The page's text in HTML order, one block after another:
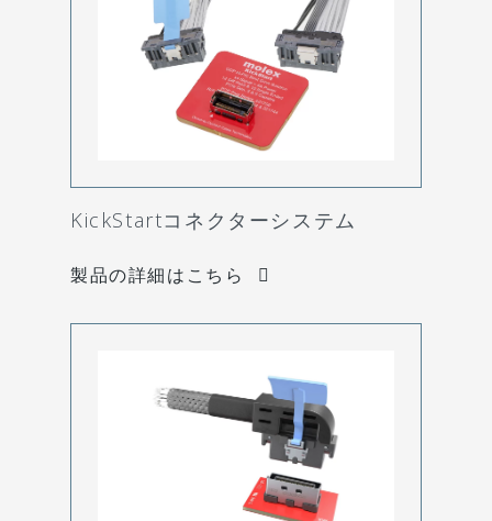
KickStartコネクターシステム
製品の詳細はこちら